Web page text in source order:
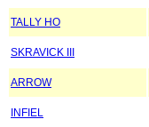
TALLY HO
SKRAVICK III
ARROW
INFIEL